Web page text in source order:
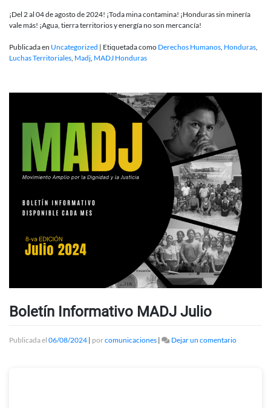
¡Del 2 al 04 de agosto de 2024! ¡Toda mina contamina! ¡Honduras sin minería
vale más! ¡Agua, tierra territorios y energía no son mercancía!
Publicada en Uncategorized | Etiquetada como Derechos Humanos, Honduras,
Luchas Territoriales, Madj, MADJ Honduras
Boletín Informativo MADJ Julio
Publicada el 06/08/2024 | porcomunicaciones | Dejar un comentarioen